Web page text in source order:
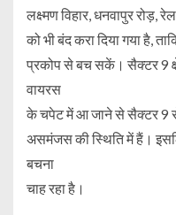
लक्ष्मण विहार, धनवापुर रोड़,
को भी बंद करा दिया गया है,
प्रकोप से बच सकें। सैक्टर 9
वायरस
के चपेट में आ जाने से सैक्टर 9 से
असमंजस की स्थिति में हैं।
बचना
चाह रहा है।